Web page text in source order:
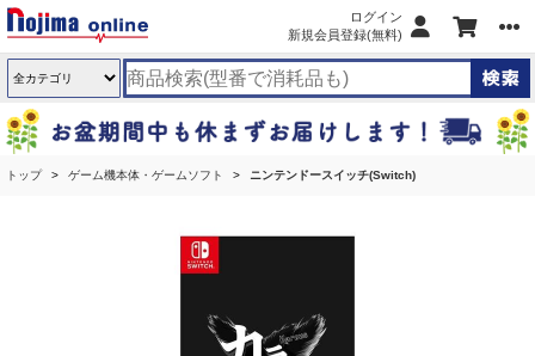
ログイン
新規会員登録(無料)
トップ ゲーム機本体・ゲームソフト ニンテンドースイッチ(Switch)